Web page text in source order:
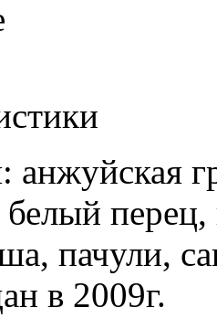
анжуйская
перец,
пачули,
в 2009г.